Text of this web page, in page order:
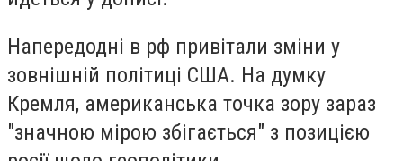
Напередодні в рф привітали зміни у
зовнішній політиці США. На думку
Кремля, американська точка зору зараз
"значною мірою збігається" з позицією